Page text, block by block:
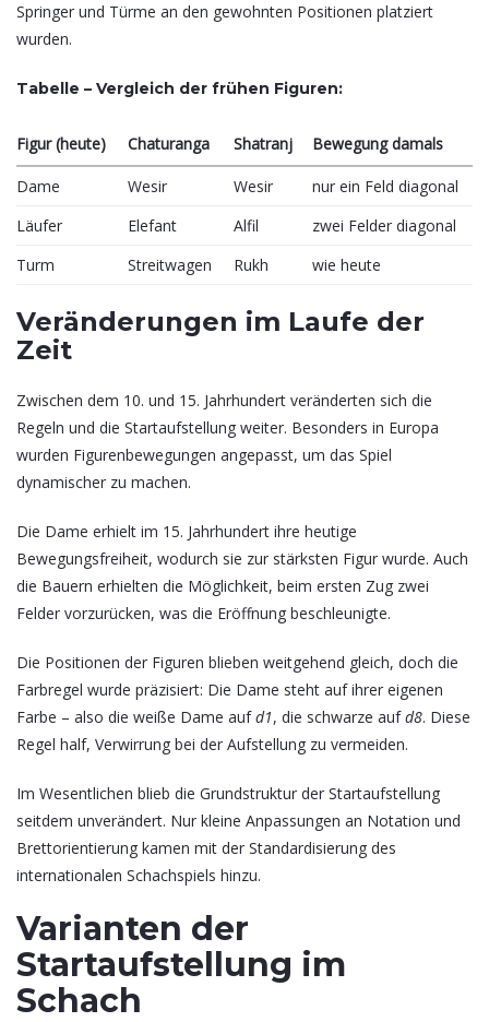
Springer und Türme an den gewohnten Positionen platziert
wurden.
Tabelle – Vergleich der frühen Figuren:
Figur (heute) Chaturanga Shatranj Bewegung damals
Dame Wesir Wesir
nur ein Feld diagonal
Läufer
Elefant Alfil
zwei Felder diagonal
Turm
Streitwagen Rukh wie heute
Veränderungen im Laufe der
Zeit
Zwischen dem 10. und 15. Jahrhundert veränderten sich die
Regeln und die Startaufstellung weiter. Besonders in Europa
wurden Figurenbewegungen angepasst, um das Spiel
dynamischer zu machen.
Die Dame erhielt im 15. Jahrhundert ihre heutige
Bewegungsfreiheit, wodurch sie zur stärksten Figur wurde. Auch
die Bauern erhielten die Möglichkeit, beim ersten Zug zwei
Felder vorzurücken, was die Eröffnung beschleunigte.
Die Positionen der Figuren blieben weitgehend gleich, doch die
Farbregel wurde präzisiert: Die Dame steht auf ihrer eigenen
Farbe – also die weiße Dame aufd1, die schwarze aufd8. Diese
Regel half, Verwirrung bei der Aufstellung zu vermeiden.
Im Wesentlichen blieb die Grundstruktur der Startaufstellung
seitdem unverändert. Nur kleine Anpassungen an Notation und
Brettorientierung kamen mit der Standardisierung des
internationalen Schachspiels hinzu.
Varianten der
Startaufstellung im
Schach